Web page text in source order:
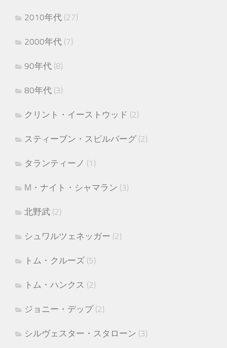
2010年代 (27)
2000年代 (7)
90年代 (8)
80年代 (3)
クリント・イーストウッド (2)
スティーブン・スピルバーグ (2)
タランティーノ (1)
M・ナイト・シャマラン (3)
北野武 (2)
シュワルツェネッガー (2)
トム・クルーズ (5)
トム・ハンクス (2)
ジョニー・デップ(2)
シルヴェスター・スタローン (3)